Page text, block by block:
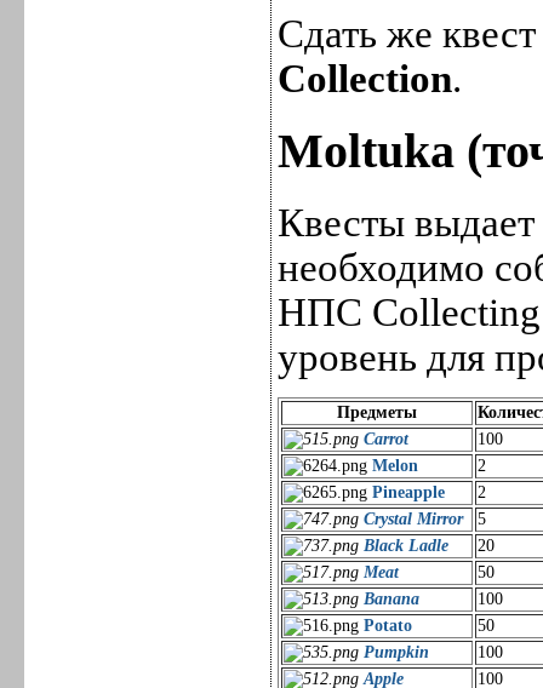
Сдать же
Collection.
Moltuka
Квесты
необходимо
НПС
уровень для
Предметы
Carrot
100
Melon
2
Pineapple
2
Crystal Mirror
5
Black Ladle
20
Meat
50
Banana
100
Potato
50
Pumpkin
100
Apple
100